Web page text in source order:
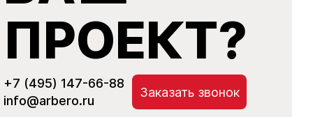
ПРОЕКТ?
+7 (495) 147-66-88
info@arbero.ru
Заказать звонок